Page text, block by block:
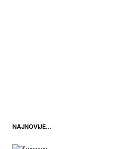
NAJNOVIJE...